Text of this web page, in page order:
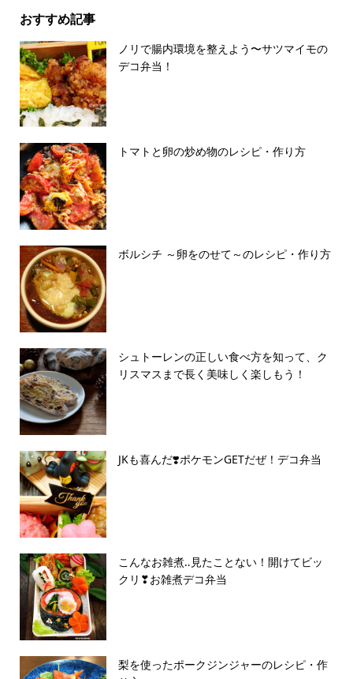
おすすめ記事
ノリで腸内環境を整えよう〜サツマイモの
デコ弁当！
トマトと卵の炒め物のレシピ・作り方
ボルシチ ～卵をのせて～のレシピ・作り方
シュトーレンの正しい食べ方を知って、ク
リスマスまで長く美味しく楽しもう！
JKも喜んだ❣️ポケモンGETだぜ！デコ弁当
こんなお雑煮‥見たことない！開けてビッ
クリ❣お雑煮デコ弁当
梨を使ったポークジンジャーのレシピ・作